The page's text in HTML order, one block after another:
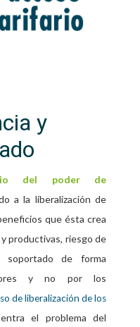
y
del poder de
a la liberalización de
que ésta crea
productivas, riesgo de
soportado de forma
y no por los
de liberalización de los
el problema del